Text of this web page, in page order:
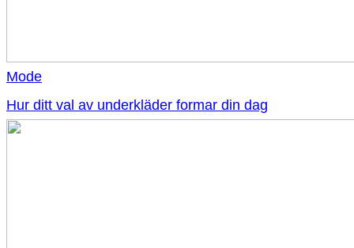
Mode
Hur ditt val av underkläder formar din dag